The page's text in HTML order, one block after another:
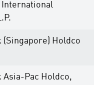
International
(Singapore) Holdco
Asia-Pac Holdco,